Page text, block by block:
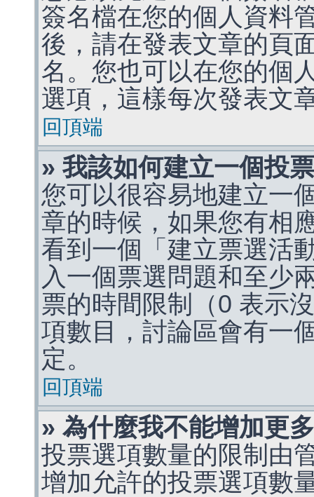
簽名檔在您的個人資料
後，請在發表文章的頁
名。您也可以在您的個
選項，這樣每次發表文
回頂端
» 我該如何建立一個投
您可以很容易地建立一
章的時候，如果您有相
看到一個「建立票選活
入一個票選問題和至少
票的時間限制（0 表示
項數目，討論區會有一
定。
回頂端
» 為什麼我不能增加更
投票選項數量的限制由
增加允許的投票選項數